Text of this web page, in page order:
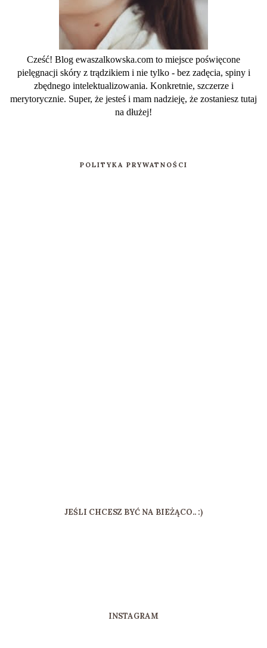
Cześć! Blog ewaszalkowska.com to miejsce poświęcone
pielęgnacji skóry z trądzikiem i nie tylko - bez zadęcia, spiny i
zbędnego intelektualizowania. Konkretnie, szczerze i
merytorycznie. Super, że jesteś i mam nadzieję, że zostaniesz tutaj
na dłużej!
POLITYKA PRYWATNOŚCI
JEŚLI CHCESZ BYĆ NA BIEŻĄCO.. :)
INSTAGRAM